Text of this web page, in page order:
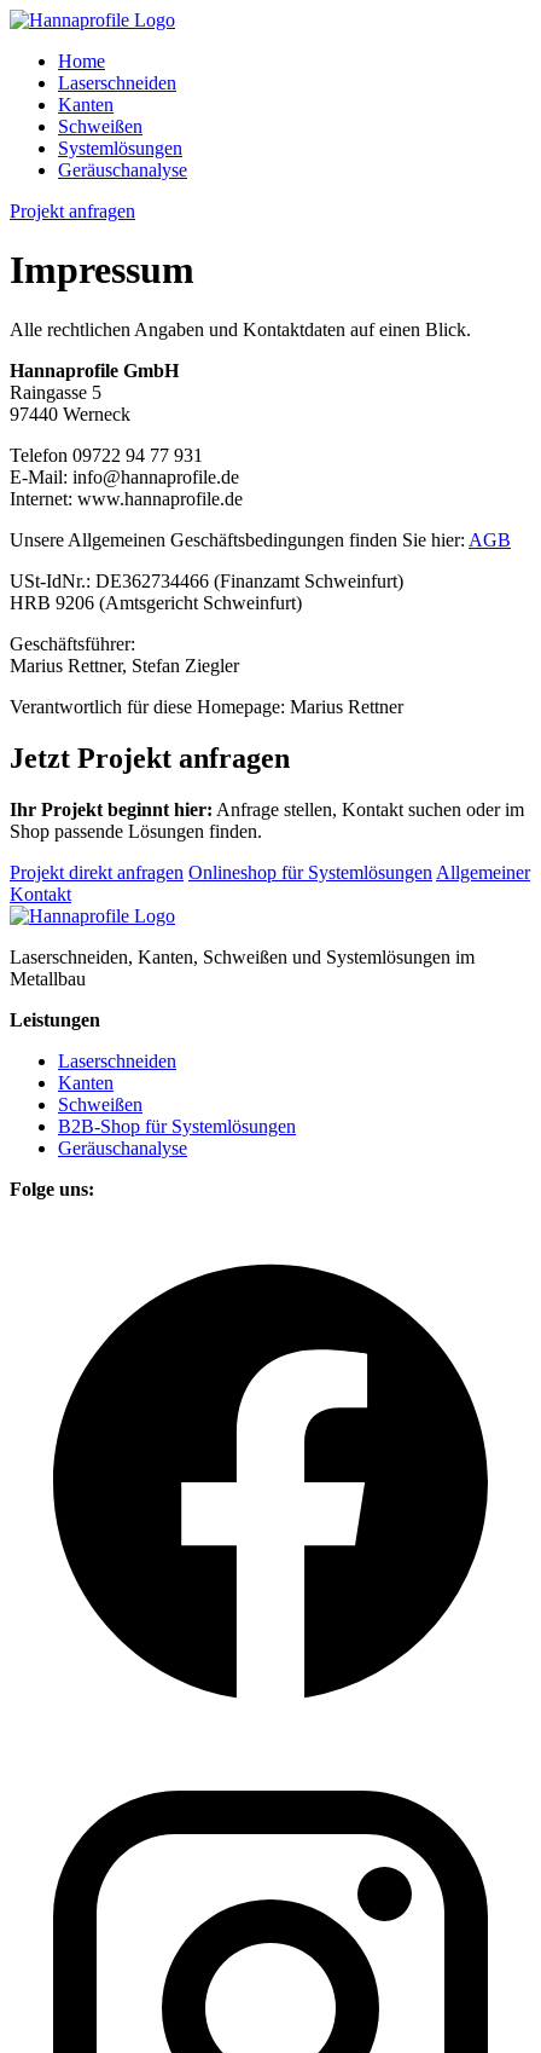
Home
Laserschneiden
Kanten
Schweißen
Systemlösungen
Geräuschanalyse
Projekt anfragen
Impressum
Alle rechtlichen Angaben und Kontaktdaten auf einen Blick.
Hannaprofile GmbH
Raingasse 5
97440 Werneck
Telefon 09722 94 77 931
E-Mail: info@hannaprofile.de
Internet: www.hannaprofile.de
Unsere Allgemeinen Geschäftsbedingungen finden Sie hier: AGB
USt-IdNr.: DE362734466 (Finanzamt Schweinfurt)
HRB 9206 (Amtsgericht Schweinfurt)
Geschäftsführer:
Marius Rettner, Stefan Ziegler
Verantwortlich für diese Homepage: Marius Rettner
Jetzt Projekt anfragen
Ihr Projekt beginnt hier: Anfrage stellen, Kontakt suchen oder im
Shop passende Lösungen finden.
Projekt direkt anfragen Onlineshop für Systemlösungen Allgemeiner
Kontakt
Laserschneiden, Kanten, Schweißen und Systemlösungen im
Metallbau
Leistungen
Laserschneiden
Kanten
Schweißen
B2B-Shop für Systemlösungen
Geräuschanalyse
Folge uns: